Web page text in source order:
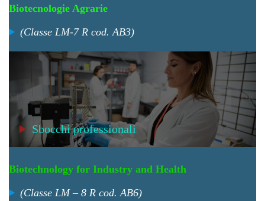
Biotecnologie Agrarie
(Classe LM-7 R cod. AB3)
Sbocchi professionali
Biotechnology for Industry and Health
(Classe LM – 8 R cod. AB6)